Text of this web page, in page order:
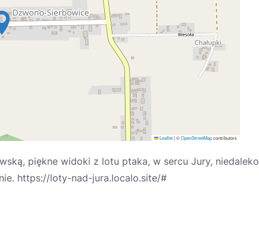
Leaflet|©OpenStreetMapcontributors
piękne widoki z lotu ptaka, w sercu Jury, niedaleko
https://loty-nad-jura.localo.site/#